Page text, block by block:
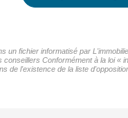
un fichier informatisé par
Conformément à la loi
de l'existence de la liste